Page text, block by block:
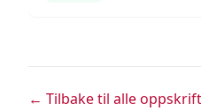
← Tilbake til alle